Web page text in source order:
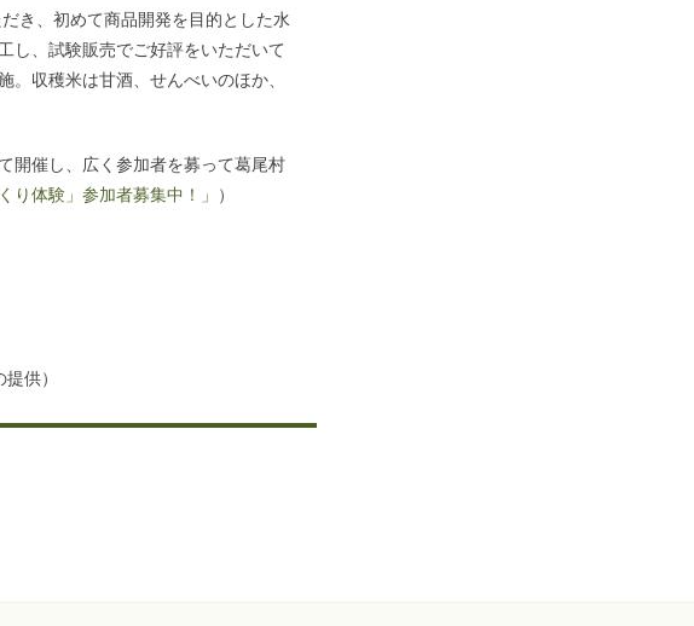
き、初めて商品開発を目的とした水
し、試験販売でご好評をいただいて
収穫米は甘酒、せんべいのほか、
開催し、広く参加者を募って葛尾村
り体験」参加者募集中！」 ）
供）